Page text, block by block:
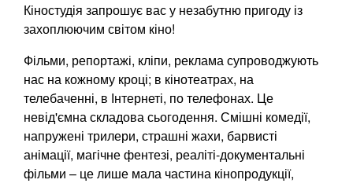
Кіностудія запрошує вас у незабутню пригоду із
захоплюючим світом кіно!
Фільми, репортажі, кліпи, реклама супроводжують
нас на кожному кроці; в кінотеатрах, на
телебаченні, в Інтернеті, по телефонах. Це
невід'ємна складова сьогодення. Смішні комедії,
напружені трилери, страшні жахи, барвисті
анімації, магічне фентезі, реаліті-документальні
фільми – це лише мала частина кінопродукції,